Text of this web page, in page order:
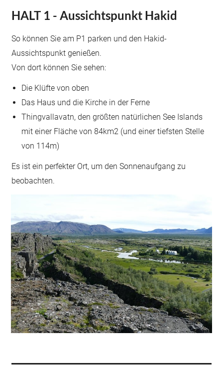
HALT 1 - Aussichtspunkt Hakid
So können Sie am P1 parken und den Hakid-
Aussichtspunkt genießen.
Von dort können Sie sehen:
Die Klüfte von oben
Das Haus und die Kirche in der Ferne
Thingvallavatn, den größten natürlichen See Islands
mit einer Fläche von 84km2 (und einer tiefsten Stelle
von 114m)
Es ist ein perfekter Ort, um den Sonnenaufgang zu
beobachten.